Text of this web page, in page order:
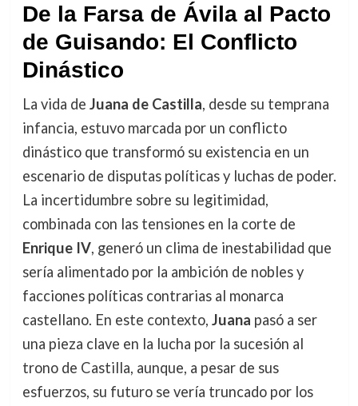
De la Farsa de Ávila al Pacto
de Guisando: El Conflicto
Dinástico
La vida de Juana de Castilla, desde su temprana
infancia, estuvo marcada por un conflicto
dinástico que transformó su existencia en un
escenario de disputas políticas y luchas de poder.
La incertidumbre sobre su legitimidad,
combinada con las tensiones en la corte de
Enrique IV, generó un clima de inestabilidad que
sería alimentado por la ambición de nobles y
facciones políticas contrarias al monarca
castellano. En este contexto, Juana pasó a ser
una pieza clave en la lucha por la sucesión al
trono de Castilla, aunque, a pesar de sus
esfuerzos, su futuro se vería truncado por los